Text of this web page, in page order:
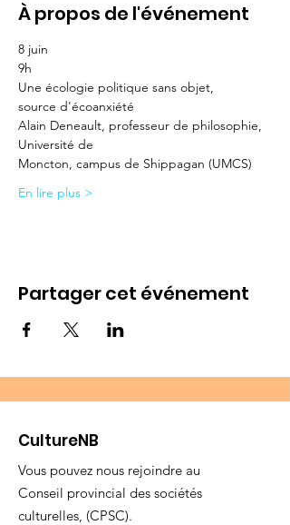
À propos de l'événement
8 juin
9h
Une écologie politique sans objet,
source d'écoanxiété
Alain Deneault, professeur de philosophie,
Université de
Moncton, campus de Shippagan (UMCS)
En lire plus >
Partager cet événement
CultureNB
Vous pouvez nous rejoindre au
Conseil provincial des sociétés
culturelles, (CPSC).